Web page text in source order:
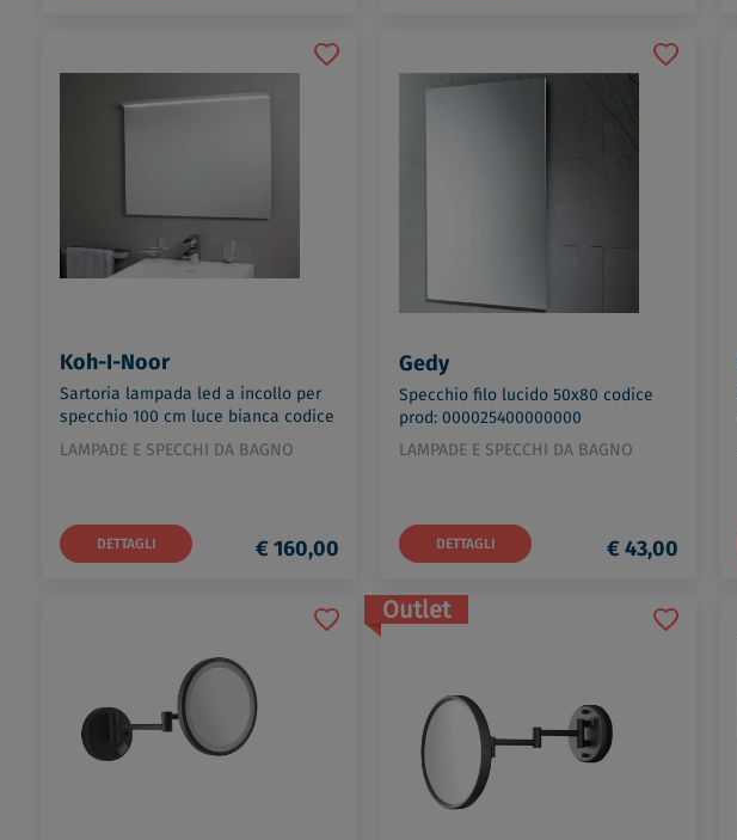
Koh-I-Noor
Sartoria lampada led a incollo per
specchio 100 cm luce bianca codice
prod: 7916
LAMPADE E SPECCHI DA BAGNO
DETTAGLI € 160,00
Gedy
Specchio filo lucido 50x80 codice
prod: 000025400000000
LAMPADE E SPECCHI DA BAGNO
DETTAGLI € 43,00
Outlet